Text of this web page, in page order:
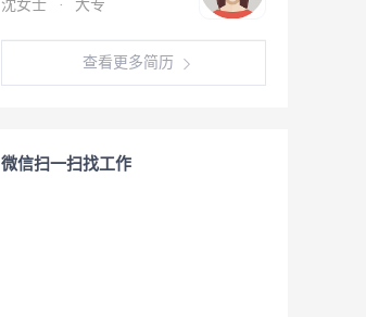
沈女士 · 大专
查看更多简历
微信扫一扫找工作